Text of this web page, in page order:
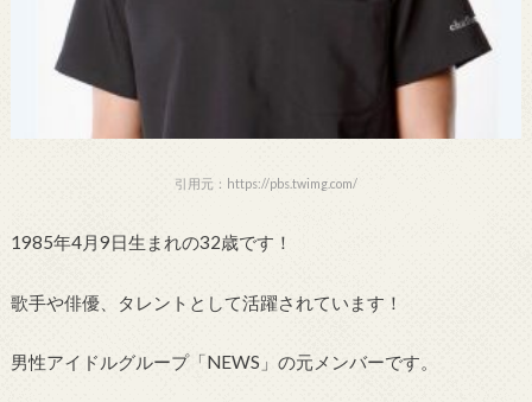
引用元：https://pbs.twimg.com/
1985年4月9日生まれの32歳です！
歌手や俳優、タレントとして活躍されています！
男性アイドルグループ「NEWS」の元メンバーです。